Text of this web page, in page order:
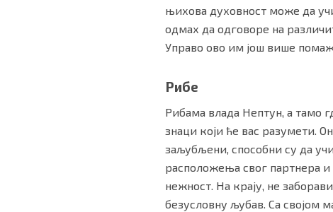
њихова духовност може да
одмах да одговоре на
Управо ово им још више
Рибе
Рибама влада Нептун, а тамо
знаци који ће вас разумети.
заљубљени, способни су да
расположења свог партнера
нежност. На крају, не
безусловну љубав. Са својом